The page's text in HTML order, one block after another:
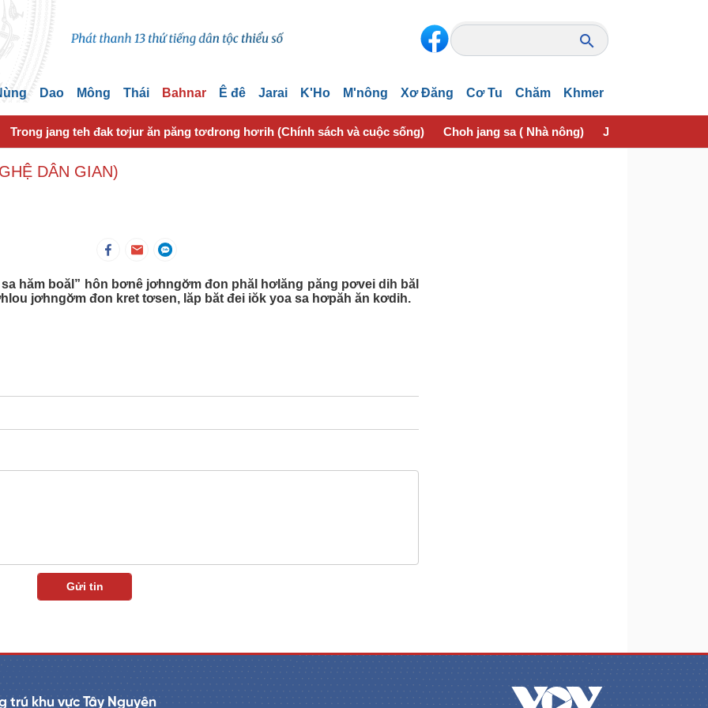
Dao Mông Thái Bahnar Ê đê Jarai K'Ho M'nông Xơ Đăng Cơ Tu Chăm Khmer
Trong jang teh đak tơjur ăn păng tơdrong hơrih (Chính sách và cuộc sống) Choh jang sa ( Nhà nông) Jơhngơ̆m pran
DÂN GIAN)
hăm boăl” hôn bơnê jơhngơ̆m đon phăl hơlăng păng pơvei dih băl
jơhngơ̆m đon kret tơsen, lăp băt đei iŏk yoa sa hơpăh ăn kơdih.
trú khu vực Tây Nguyên